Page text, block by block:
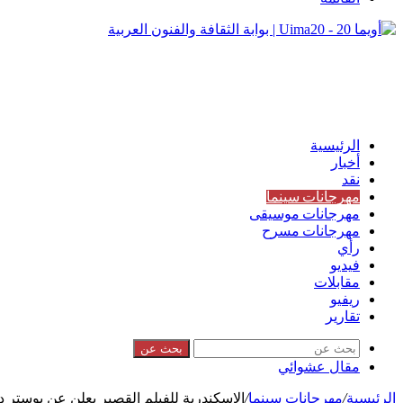
الرئيسية
أخبار
نقد
مهرجانات سينما
مهرجانات موسيقى
مهرجانات مسرح
رأي
فيديو
مقابلات
ريفيو
تقارير
بحث عن
مقال عشوائي
الرئيسية/مهرجانات سينما/ الإسكندرية للفيلم القصير يعلن عن بوستر